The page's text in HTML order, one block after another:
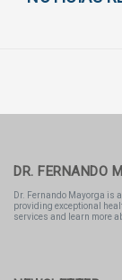
DR. FERNANDO
Dr. Fernando Mayorga is
providing exceptional
services and learn more